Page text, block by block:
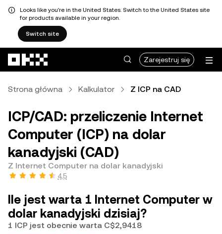
Looks like you're in the United States. Switch to the United States site
for products available in your region.
Switch site
Zarejestruj się
Strona główna Kalkulator Z ICP na CAD
ICP/CAD: przeliczenie Internet
Computer (ICP) na dolar
kanadyjski (CAD)
Z Internet Computer na dolar kanadyjski
4,5
Ile jest warta 1 Internet Computer w
dolar kanadyjski dzisiaj?
1 ICP jest obecnie warta C$2,9418